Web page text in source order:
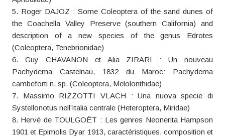
5. Roger DAJOZ : Some Coleoptera of the sand dunes of
the Coachella Valley Preserve (southern California) and
description of a new species of the genus Edrotes
(Coleoptera, Tenebrionidae)
6. Guy CHAVANON et Alia ZIRARI : Un nouveau
Pachydema Castelnau, 1832 du Maroc: Pachydema
cambeforti n. sp. (Coleoptera, Melolonthidae)
7. Massimo RIZZOTTI VLACH : Una nuova specie di
Systellonotus nell’Italia centrale (Heteroptera, Miridae)
8. Hervé de TOULGOËT : Les genres Neonerita Hampson
1901 et Epimolis Dyar 1913, caractéristiques, composition et